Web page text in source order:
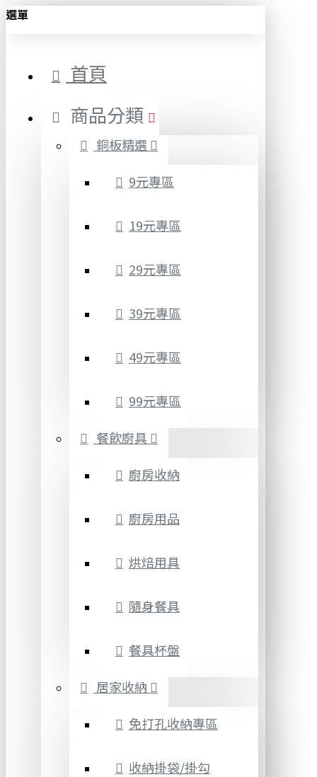
選單
首頁
商品分類
銅板精選
9元專區
19元專區
29元專區
39元專區
49元專區
99元專區
餐飲廚具
廚房收納
廚房用品
烘焙用具
隨身餐具
餐具杯盤
居家收納
免打孔收納專區
收納掛袋/掛勾